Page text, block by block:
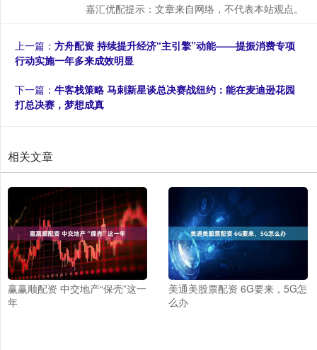
嘉汇优配提示：文章来自网络，不代表本站观点。
上一篇： 方舟配资 持续提升经济“主引擎”动能——提振消费专项
行动实施一年多来成效明显
下一篇： 牛客栈策略 马刺新星谈总决赛战纽约：能在麦迪逊花园
打总决赛，梦想成真
相关文章
赢赢顺配资 中交地产“保壳”这一
年
美通美股票配资 6G要来，5G怎
么办